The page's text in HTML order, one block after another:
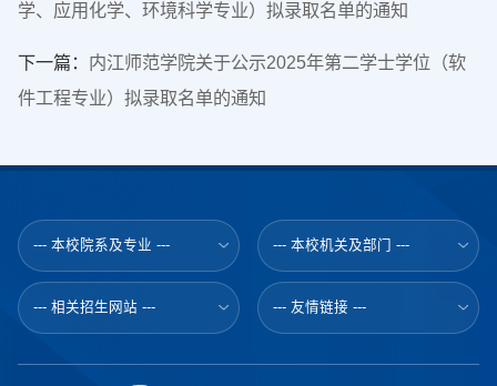
学、应用化学、环境科学专业）拟录取名单的通知
下一篇： 内江师范学院关于公示2025年第二学士学位（软
件工程专业）拟录取名单的通知
--- 本校院系及专业 --- --- 本校机关及部门 ---
--- 相关招生网站 --- --- 友情链接 ---